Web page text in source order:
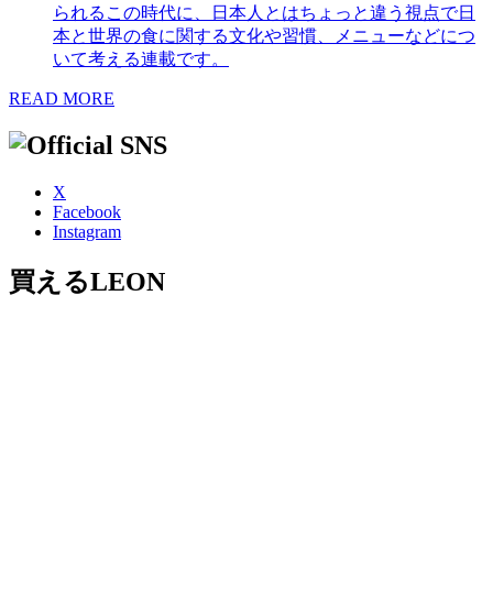
られるこの時代に、日本人とはちょっと違う視点で日
本と世界の食に関する文化や習慣、メニューなどにつ
いて考える連載です。
READ MORE
X
Facebook
Instagram
買えるLEON